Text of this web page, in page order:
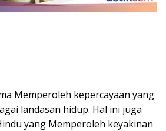
Memperoleh kepercayaan yang
landasan hidup. Hal ini juga
yang Memperoleh keyakinan